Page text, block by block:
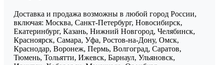
Доставка и продажа возможны в любой город России,
включая: Москва, Санкт-Петербург, Новосибирск,
Екатеринбург, Казань, Нижний Новгород, Челябинск,
Красноярск, Самара, Уфа, Ростов-на-Дону, Омск,
Краснодар, Воронеж, Пермь, Волгоград, Саратов,
Тюмень, Тольятти, Ижевск, Барнаул, Ульяновск,